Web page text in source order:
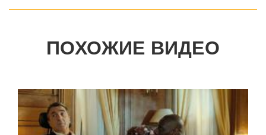
ПОХОЖИЕ ВИДЕО